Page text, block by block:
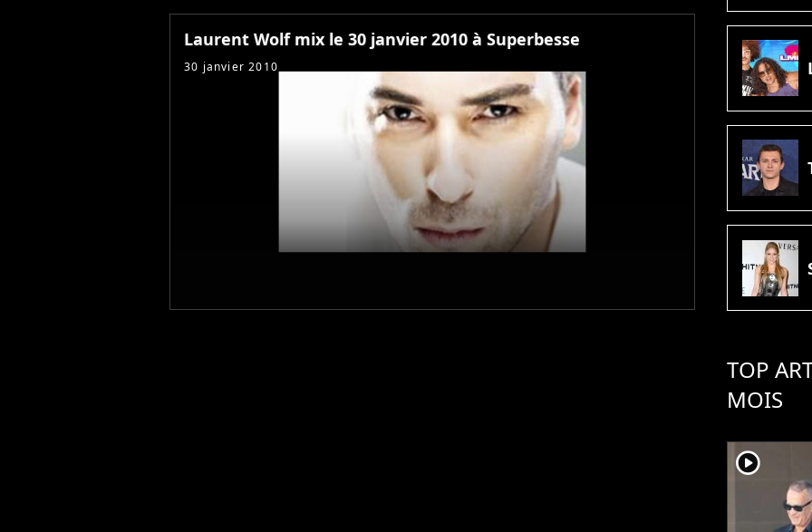
Laurent Wolf mix le 30 janvier 2010 à Superbesse
30 janvier 2010
TOP
MOIS
player2